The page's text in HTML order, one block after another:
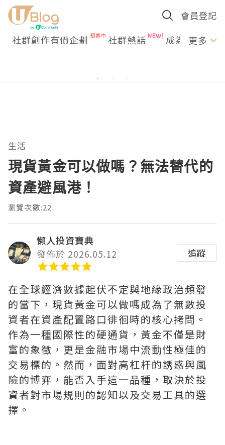
會員登記
社群創作有價企劃 社群熱話 成為U更多
生活
現貨黃金可以做嗎？無法替代的
資產避風港！
瀏覽次數:22
懶人投資寶典
發佈於 2026.05.12
追蹤
在全球經濟數據起伏不定與地緣政治頻發
的當下，現貨黃金可以做嗎成為了無數投
資者在資產配置路口徘徊時的核心拷問。
作為一種國際性的硬通貨，黃金不僅是財
富的象徵，更是金融市場中流動性極佳的
交易標的。然而，面對高杠杆的誘惑與風
險的博弈，能否入手這一品種，取決於投
資者對市場規則的認知以及交易工具的選
擇。